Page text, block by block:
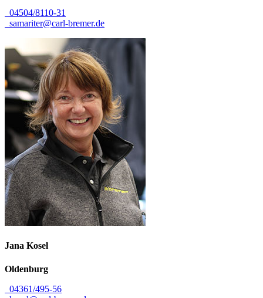
04504/8110-31
samariter@carl-bremer.de
Jana Kosel
Oldenburg
04361/495-56